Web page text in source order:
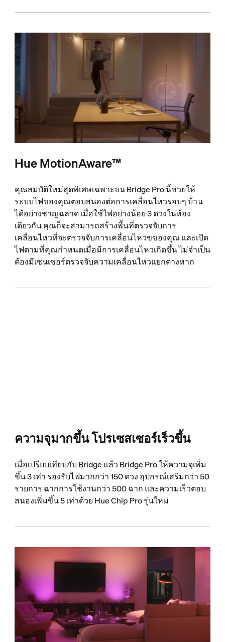
Hue MotionAware™
คุณสมบัติใหม่สุดพิเศษเฉพาะบน Bridge Pro นี้ช่วยให้
ระบบไฟของคุณตอบสนองต่อการเคลื่อนไหวรอบๆ บ้าน
ได้อย่างชาญฉลาด เมื่อใช้ไฟอย่างน้อย 3 ดวงในห้อง
เดียวกัน คุณก็จะสามารถสร้างพื้นที่ตรวจจับการ
เคลื่อนไหวที่จะตรวจจับการเคลื่อนไหวขของคุณ และเปิด
ไฟตามที่คุณกำหนดเมื่อมีการเคลื่อนไหวเกิดขึ้น ไม่จำเป็น
ต้องมีเซนเซอร์ตรวจจับความเคลื่อนไหวแยกต่างหาก
ความจุมากขึ้น โปรเซสเซอร์เร็วขึ้น
เมื่อเปรียบเทียบกับ Bridge แล้ว Bridge Pro ให้ความจุเพิ่ม
ขึ้น 3 เท่า รองรับไฟมากกว่า 150 ดวง อุปกรณ์เสริมกว่า 50
รายการ ฉากการใช้งานกว่า 500 ฉาก และความเร็วตอบ
สนองเพิ่มขึ้น 5 เท่าด้วย Hue Chip Pro รุ่นใหม่